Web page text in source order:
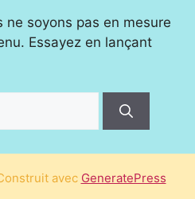
ne soyons pas en mesure
Essayez en lançant
avec GeneratePress